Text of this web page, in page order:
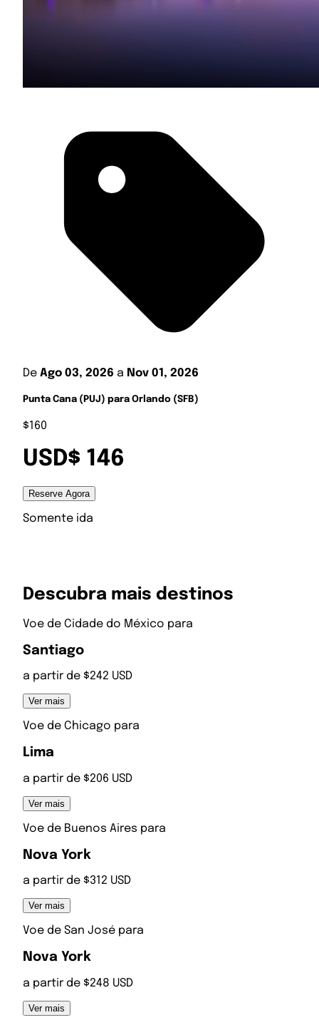
De Ago 03, 2026 a Nov 01, 2026
Punta Cana (PUJ) para Orlando (SFB)
$160
USD$ 146
Reserve Agora
Somente ida
Descubra mais destinos
Voe de Cidade do México para
Santiago
a partir de $242 USD
Ver mais
Voe de Chicago para
Lima
a partir de $206 USD
Ver mais
Voe de Buenos Aires para
Nova York
a partir de $312 USD
Ver mais
Voe de San José para
Nova York
a partir de $248 USD
Ver mais